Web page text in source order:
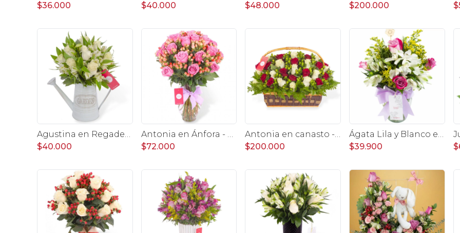
$36.000
$40.000
$48.000
$200.000
Agustina en Regadera -Arreglo 10 rosas blanco y astromelias
$40.000
Antonia en Ánfora - florero con 18 rosas lila e hypericum
$72.000
Antonia en canasto - 50 rosas rojo y blanco e hypericum
$200.000
Ágata Lila y Blanco en florero - rosas y astromelias
$39.900